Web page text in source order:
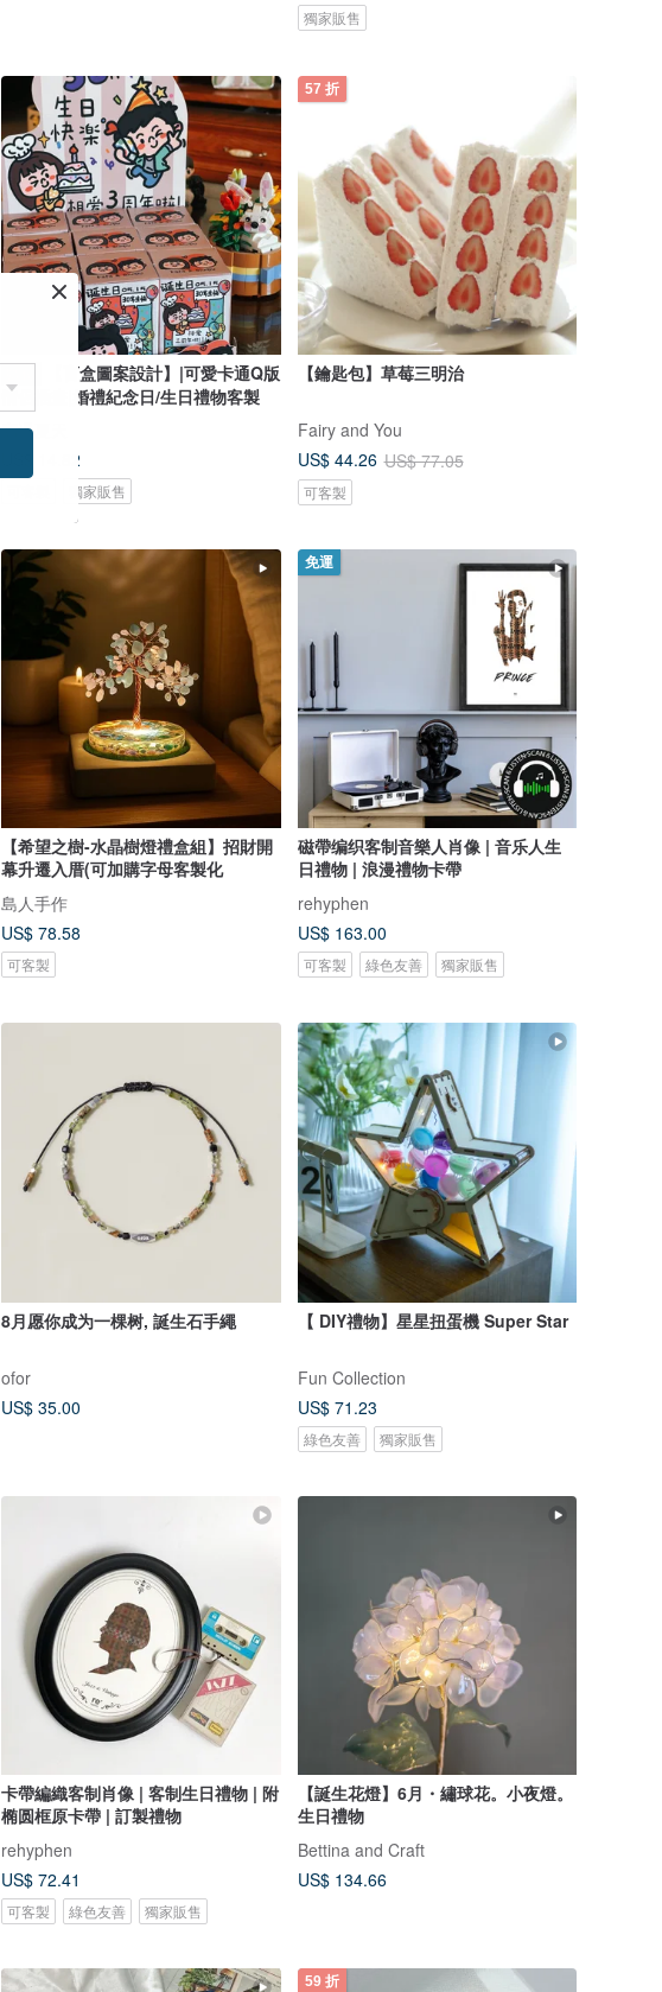
獨家販售
【盲盒圖案設計】|可愛卡通Q版
情侶插畫|婚禮紀念日/生日禮物客製
寫過夏天
US$ 14.82
獨家販售
57 折
【鑰匙包】草莓三明治
Fairy and You
US$ 44.26 US$ 77.05
可客製
【希望之樹-水晶樹燈禮盒組】招財開
幕升遷入厝(可加購字母客製化
島人手作
US$ 78.58
可客製
免運
磁帶编织客制音樂人肖像 | 音乐人生
日禮物 | 浪漫禮物卡帶
rehyphen
US$ 163.00
可客製 綠色友善 獨家販售
8月愿你成为一棵树, 誕生石手繩
ofor
US$ 35.00
【 DIY禮物】星星扭蛋機 Super Star
Fun Collection
US$ 71.23
綠色友善 獨家販售
卡帶編織客制肖像 | 客制生日禮物 | 附
椭圆框原卡帶 | 訂製禮物
rehyphen
US$ 72.41
可客製 綠色友善 獨家販售
【誕生花燈】6月・繡球花。小夜燈。
生日禮物
Bettina and Craft
US$ 134.66
59 折